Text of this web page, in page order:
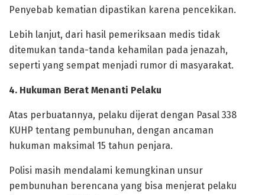
Penyebab kematian dipastikan karena pencekikan.
Lebih lanjut, dari hasil pemeriksaan medis tidak
ditemukan tanda-tanda kehamilan pada jenazah,
seperti yang sempat menjadi rumor di masyarakat.
4. Hukuman Berat Menanti Pelaku
Atas perbuatannya, pelaku dijerat dengan Pasal 338
KUHP tentang pembunuhan, dengan ancaman
hukuman maksimal 15 tahun penjara.
Polisi masih mendalami kemungkinan unsur
pembunuhan berencana yang bisa menjerat pelaku